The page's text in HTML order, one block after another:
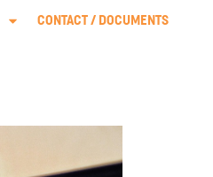
CONTACT / DOCUMENTS